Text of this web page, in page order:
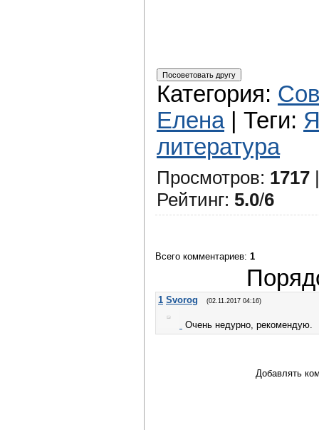
Категория:
Елена| Теги:
литература
Просмотров: 1717
Рейтинг: 5.0/6
Всего комментариев: 1
1 Svorog (02.11.2017 04:16)
Очень недурно, рекомендую.
Добавлять